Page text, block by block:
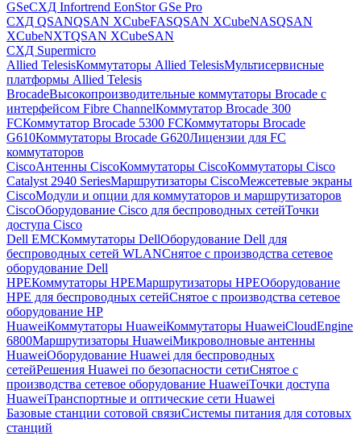
GSeСХД Infortrend EonStor GSe Pro
СХД QSANQSAN XCubeFASQSAN XCubeNASQSAN
XCubeNXTQSAN XCubeSAN
СХД Supermicro
Allied TelesisКоммутаторы Allied TelesisМультисервисные
платформы Allied Telesis
BrocadeВысокопроизводительные коммутаторы Brocade с
интерфейсом Fibre ChannelКоммутатор Brocade 300
FCКоммутатор Brocade 5300 FCКоммутаторы Brocade
G610Коммутаторы Brocade G620Лицензии для FC
коммутаторов
CiscoАнтенны CiscoКоммутаторы CiscoКоммутаторы Cisco
Catalyst 2940 SeriesМаршрутизаторы CiscoМежсетевые экраны
CiscoМодули и опции для коммутаторов и маршрутизаторов
CiscoОборудование Cisco для беспроводных сетейТочки
доступа Cisco
Dell EMCКоммутаторы DellОборудование Dell для
беспроводных сетей WLANСнятое с производства сетевое
оборудование Dell
HPEКоммутаторы HPEМаршрутизаторы HPEОборудование
HPE для беспроводных сетейСнятое с производства сетевое
оборудование HP
HuaweiКоммутаторы HuaweiКоммутаторы HuaweiCloudEngine
6800Маршрутизаторы HuaweiМикроволновые антенны
HuaweiОборудование Huawei для беспроводных
сетейРешения Huawei по безопасности сетиСнятое с
производства сетевое оборудование HuaweiТочки доступа
HuaweiТранспортные и оптические сети Huawei
Базовые станции сотовой связиСистемы питания для сотовых
станций